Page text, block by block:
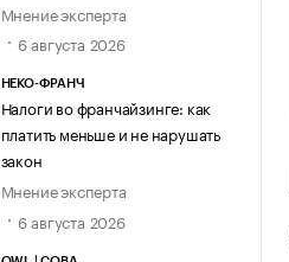
Мнение эксперта
6 августа 2026
НЕКО-ФРАНЧ
Налоги во франчайзинге: как
платить меньше и не нарушать
закон
Мнение эксперта
6 августа 2026